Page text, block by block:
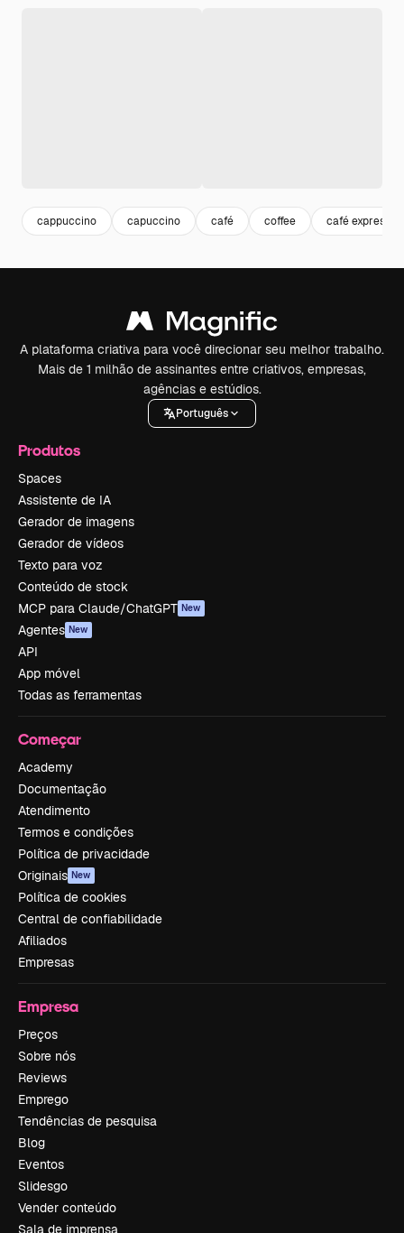
cappuccino capuccino café coffee café expresso
A plataforma criativa para você direcionar seu melhor trabalho.
Mais de 1 milhão de assinantes entre criativos, empresas,
agências e estúdios.
Português
Produtos
Spaces
Assistente de IA
Gerador de imagens
Gerador de vídeos
Texto para voz
Conteúdo de stock
MCP para Claude/ChatGPT New
Agentes New
API
App móvel
Todas as ferramentas
Começar
Academy
Documentação
Atendimento
Termos e condições
Política de privacidade
Originais New
Política de cookies
Central de confiabilidade
Afiliados
Empresas
Empresa
Preços
Sobre nós
Reviews
Emprego
Tendências de pesquisa
Blog
Eventos
Slidesgo
Vender conteúdo
Sala de imprensa